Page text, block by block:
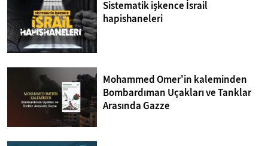
Sistematik işkence İsrail
hapishaneleri
Mohammed Omer'in kaleminden
Bombardıman Uçakları ve Tanklar
Arasında Gazze